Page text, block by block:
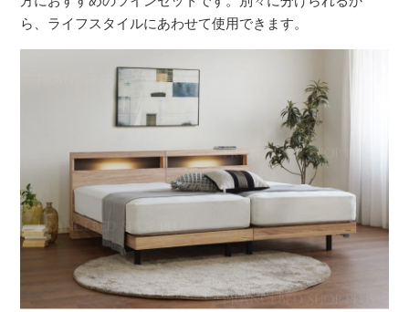
ら、ライフスタイルにあわせて使用できます。